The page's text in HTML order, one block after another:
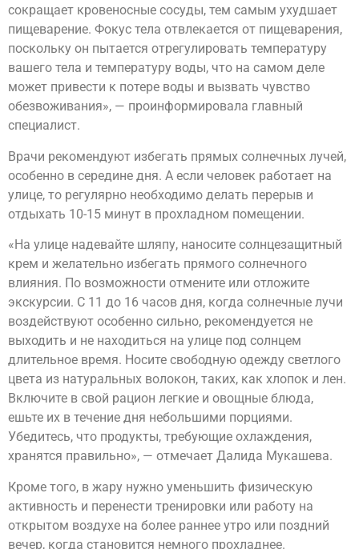
сокращает кровеносные сосуды, тем самым ухудшает
пищеварение. Фокус тела отвлекается от пищеварения,
поскольку он пытается отрегулировать температуру
вашего тела и температуру воды, что на самом деле
может привести к потере воды и вызвать чувство
обезвоживания», — проинформировала главный
специалист.
Врачи рекомендуют избегать прямых солнечных лучей,
особенно в середине дня. А если человек работает на
улице, то регулярно необходимо делать перерыв и
отдыхать 10-15 минут в прохладном помещении.
«На улице надевайте шляпу, наносите солнцезащитный
крем и желательно избегать прямого солнечного
влияния. По возможности отмените или отложите
экскурсии. С 11 до 16 часов дня, когда солнечные лучи
воздействуют особенно сильно, рекомендуется не
выходить и не находиться на улице под солнцем
длительное время. Носите свободную одежду светлого
цвета из натуральных волокон, таких, как хлопок и лен.
Включите в свой рацион легкие и овощные блюда,
ешьте их в течение дня небольшими порциями.
Убедитесь, что продукты, требующие охлаждения,
хранятся правильно», — отмечает Далида Мукашева.
Кроме того, в жару нужно уменьшить физическую
активность и перенести тренировки или работу на
открытом воздухе на более раннее утро или поздний
вечер, когда становится немного прохладнее.